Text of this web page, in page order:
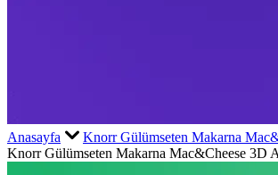
Anasayfa
Knorr Gülümseten Makarna
Knorr Gülümseten Makarna Mac&Cheese 3D